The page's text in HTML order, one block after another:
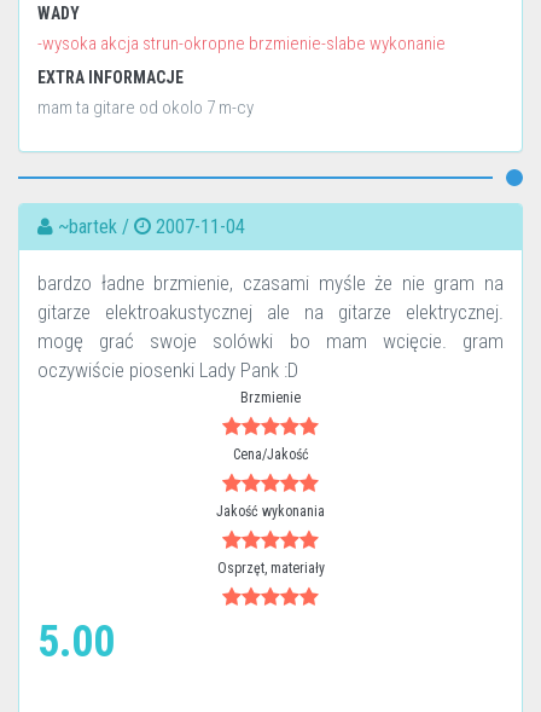
WADY
-wysoka akcja strun-okropne brzmienie-slabe wykonanie
EXTRA INFORMACJE
mam ta gitare od okolo 7 m-cy
~bartek / 2007-11-04
bardzo ładne brzmienie, czasami myśle że nie gram na
gitarze elektroakustycznej ale na gitarze elektrycznej.
mogę grać swoje solówki bo mam wcięcie. gram
oczywiście piosenki Lady Pank :D
Brzmienie
Cena/Jakość
Jakość wykonania
Osprzęt, materiały
5.00